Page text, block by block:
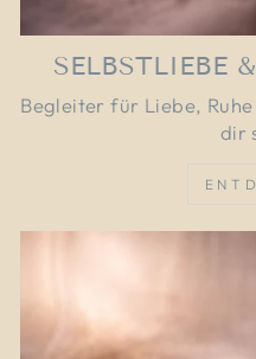
SELBSTLIEBE
Begleiter für Liebe,
dir